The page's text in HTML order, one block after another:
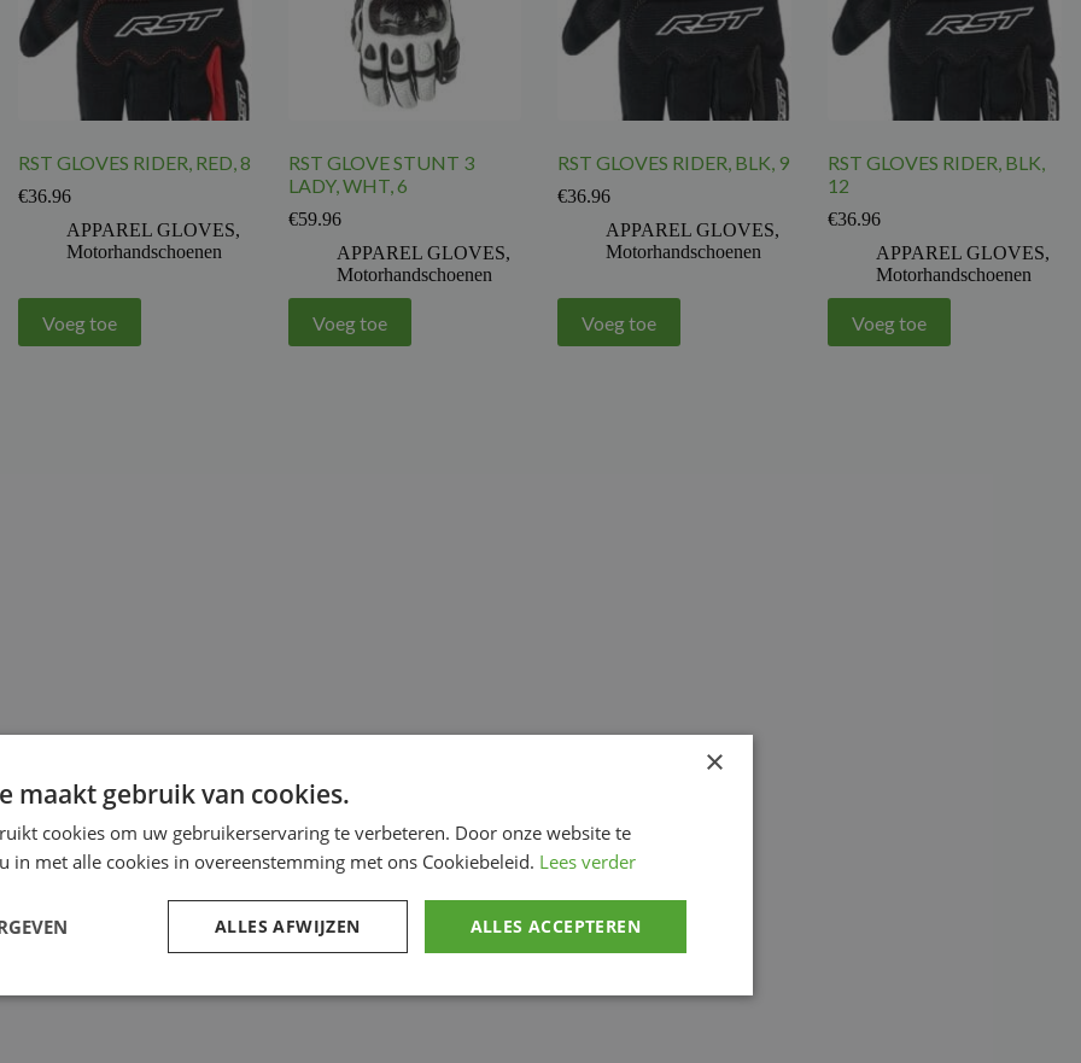
RST GLOVES RIDER, RED, 8
€36.96
APPAREL GLOVES,
Motorhandschoenen
Voeg toe
RST GLOVE STUNT 3
LADY, WHT, 6
€59.96
APPAREL GLOVES,
Motorhandschoenen
Voeg toe
RST GLOVES RIDER, BLK, 9
€36.96
APPAREL GLOVES,
Motorhandschoenen
Voeg toe
RST GLOVES RIDER, BLK,
12
€36.96
APPAREL GLOVES,
Motorhandschoenen
Voeg toe
×
maakt gebruik van cookies.
cookies om uw gebruikerservaring te verbeteren. Door onze website te
in met alle cookies in overeenstemming met ons Cookiebeleid. Lees verder
ALLES ACCEPTEREN
ALLES AFWIJZEN